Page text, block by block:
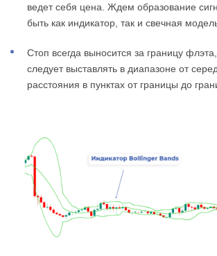
ведет себя цена. Ждем образование
быть как индикатор, так и свечная
Стоп всегда выносится за границу
следует выставлять в диапазоне от
расстояния в пунктах от границы до